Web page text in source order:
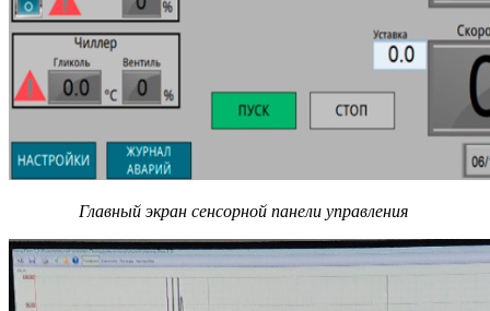
Главный экран сенсорной панели управления